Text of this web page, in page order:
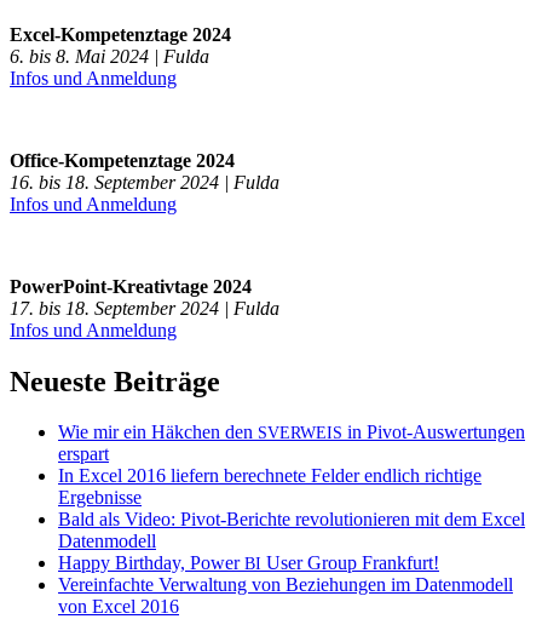
Excel-Kompetenztage 2024
6. bis 8. Mai 2024 | Fulda
Infos und Anmeldung
Office-Kompetenztage 2024
16. bis 18. September 2024 | Fulda
Infos und Anmeldung
PowerPoint-Kreativtage 2024
17. bis 18. September 2024 | Fulda
Infos und Anmeldung
Neueste Beiträge
Wie mir ein Häkchen den SVERWEIS in Pivot-Auswertungen
erspart
In Excel 2016 liefern berechnete Felder endlich richtige
Ergebnisse
Bald als Video: Pivot-Berichte revolutionieren mit dem Excel
Datenmodell
Happy Birthday, PowerBI User Group Frankfurt!
Vereinfachte Verwaltung von Beziehungen im Datenmodell
von Excel 2016